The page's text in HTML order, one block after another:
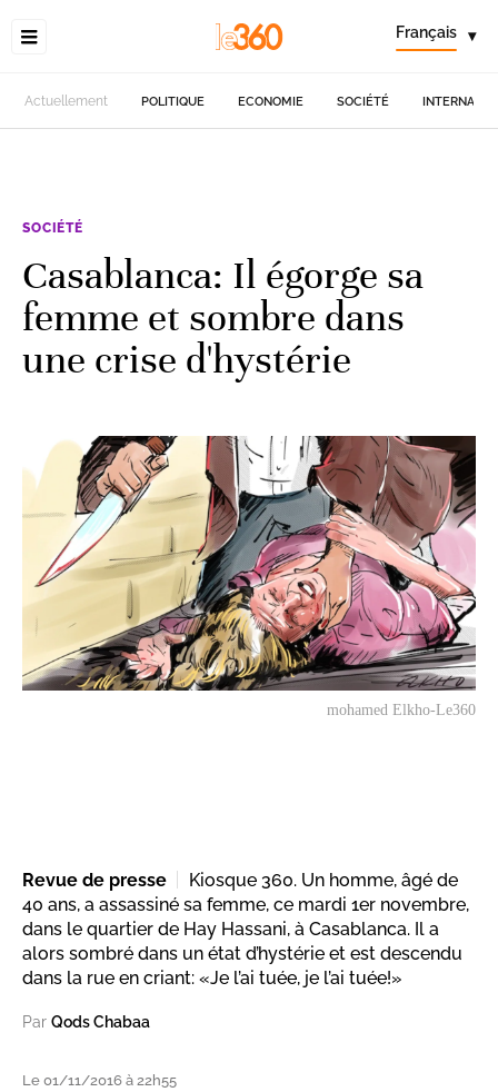
Français ▾
Actuellement POLITIQUE ECONOMIE SOCIÉTÉ
SOCIÉTÉ
Casablanca: Il égorge sa
femme et sombre dans
une crise d'hystérie
mohamed Elkho-Le360
Revue de presse
Kiosque 360. Un homme, âgé de
40 ans, a assassiné sa femme, ce mardi 1er novembre,
dans le quartier de Hay Hassani, à Casablanca. Il a
alors sombré dans un état d’hystérie et est descendu
dans la rue en criant: «Je l’ai tuée, je l’ai tuée!»
Par Qods Chabaa
Le 01/11/2016 à 22h55